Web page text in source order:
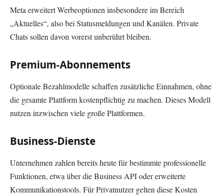
Meta erweitert Werbeoptionen insbesondere im Bereich
„Aktuelles“, also bei Statusmeldungen und Kanälen. Private
Chats sollen davon vorerst unberührt bleiben.
Premium-Abonnements
Optionale Bezahlmodelle schaffen zusätzliche Einnahmen, ohne
die gesamte Plattform kostenpflichtig zu machen. Dieses Modell
nutzen inzwischen viele große Plattformen.
Business-Dienste
Unternehmen zahlen bereits heute für bestimmte professionelle
Funktionen, etwa über die Business API oder erweiterte
Kommunikationstools. Für Privatnutzer gelten diese Kosten